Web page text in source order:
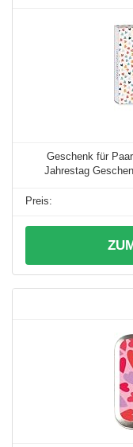
Geschenk für
Jahrestag